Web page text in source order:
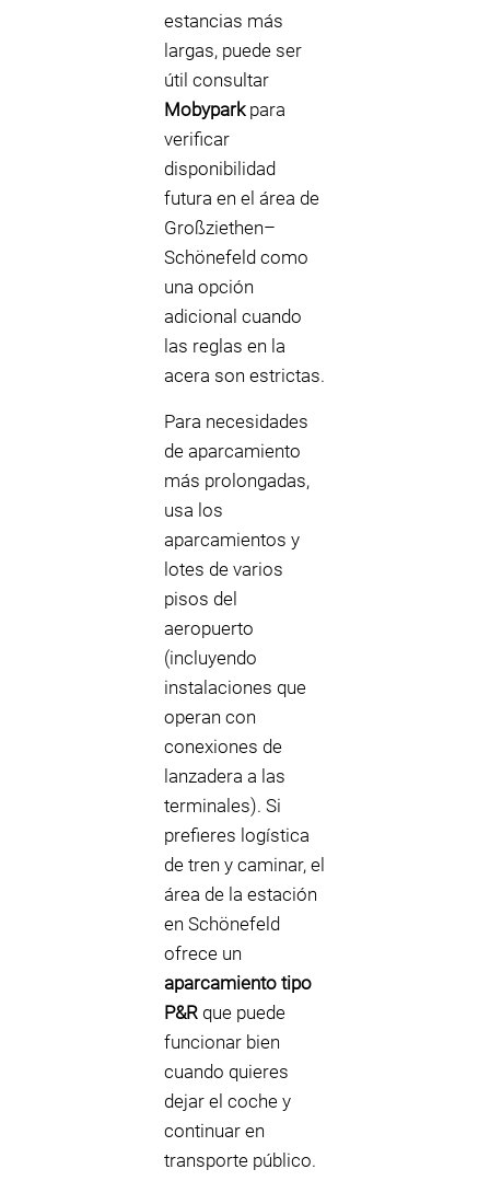
estancias más
largas, puede ser
útil consultar
Mobyparkpara
verificar
disponibilidad
futura en el área de
Großziethen–
Schönefeld como
una opción
adicional cuando
las reglas en la
acera son estrictas.
Para necesidades
de aparcamiento
más prolongadas,
usa los
aparcamientos y
lotes de varios
pisos del
aeropuerto
(incluyendo
instalaciones que
operan con
conexiones de
lanzadera a las
terminales). Si
prefieres logística
de tren y caminar, el
área de la estación
en Schönefeld
ofrece un
aparcamiento tipo
P&R que puede
funcionar bien
cuando quieres
dejar el coche y
continuar en
transporte público.